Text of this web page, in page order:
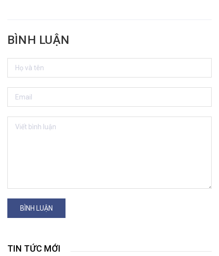
BÌNH LUẬN
BÌNH LUẬN
TIN TỨC MỚI